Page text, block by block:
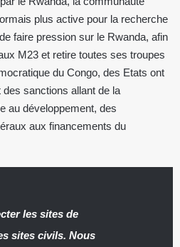
plus active pour la recherche
faire pression sur le Rwanda, afin
M23 et retire toutes ses troupes
du Congo, des Etats ont
des sanctions allant de la
au développement, des
aux financements du
les sites de
sites civils. Nous